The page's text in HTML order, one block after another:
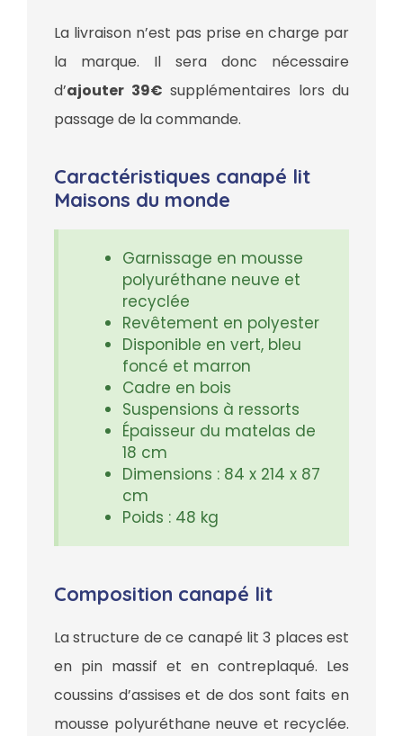
La livraison n’est pas prise en charge par
la marque. Il sera donc nécessaire
d’ajouter 39€ supplémentaires lors du
passage de la commande.
Caractéristiques canapé lit
Maisons du monde
Garnissage en mousse
polyuréthane neuve et
recyclée
Revêtement en polyester
Disponible en vert, bleu
foncé et marron
Cadre en bois
Suspensions à ressorts
Épaisseur du matelas de
18 cm
Dimensions : 84 x 214 x 87
cm
Poids : 48 kg
Composition canapé lit
La structure de ce canapé lit 3 places est
en pin massif et en contreplaqué. Les
coussins d’assises et de dos sont faits en
mousse polyuréthane neuve et recyclée.